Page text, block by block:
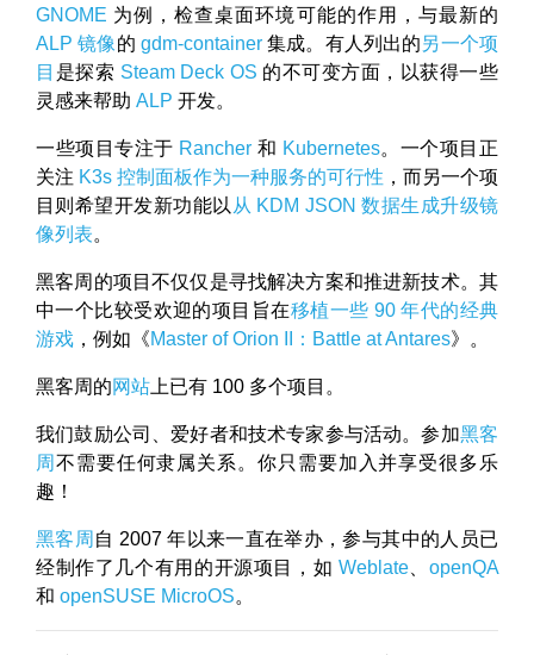
GNOME 为例，检查桌面环境可能的作用，与最新的
ALP 镜像的 gdm-container集成。有人列出的另一个项
目 是探索 Steam Deck OS 的不可变方面，以获得一些
灵感来帮助 ALP 开发。
一些项目专注于 Rancher 和 Kubernetes。一个项目正
关注 K3s 控制面板作为一种服务的可行性 ，而另一个项
目则希望开发新功能以 从 KDM JSON 数据生成升级镜
像列表。
黑客周的项目不仅仅是寻找解决方案和推进新技术。其
中一个比较受欢迎的项目旨在移植一些 90 年代的经典
游戏 ，例如《Master of Orion II：Battle at Antares》。
黑客周的网站 上已有 100 多个项目。
我们鼓励公司、爱好者和技术专家参与活动。参加黑客
周 不需要任何隶属关系。你只需要加入并享受很多乐
趣！
黑客周 自 2007 年以来一直在举办，参与其中的人员已
经制作了几个有用的开源项目，如 Weblate、openQA
和 openSUSE MicroOS。